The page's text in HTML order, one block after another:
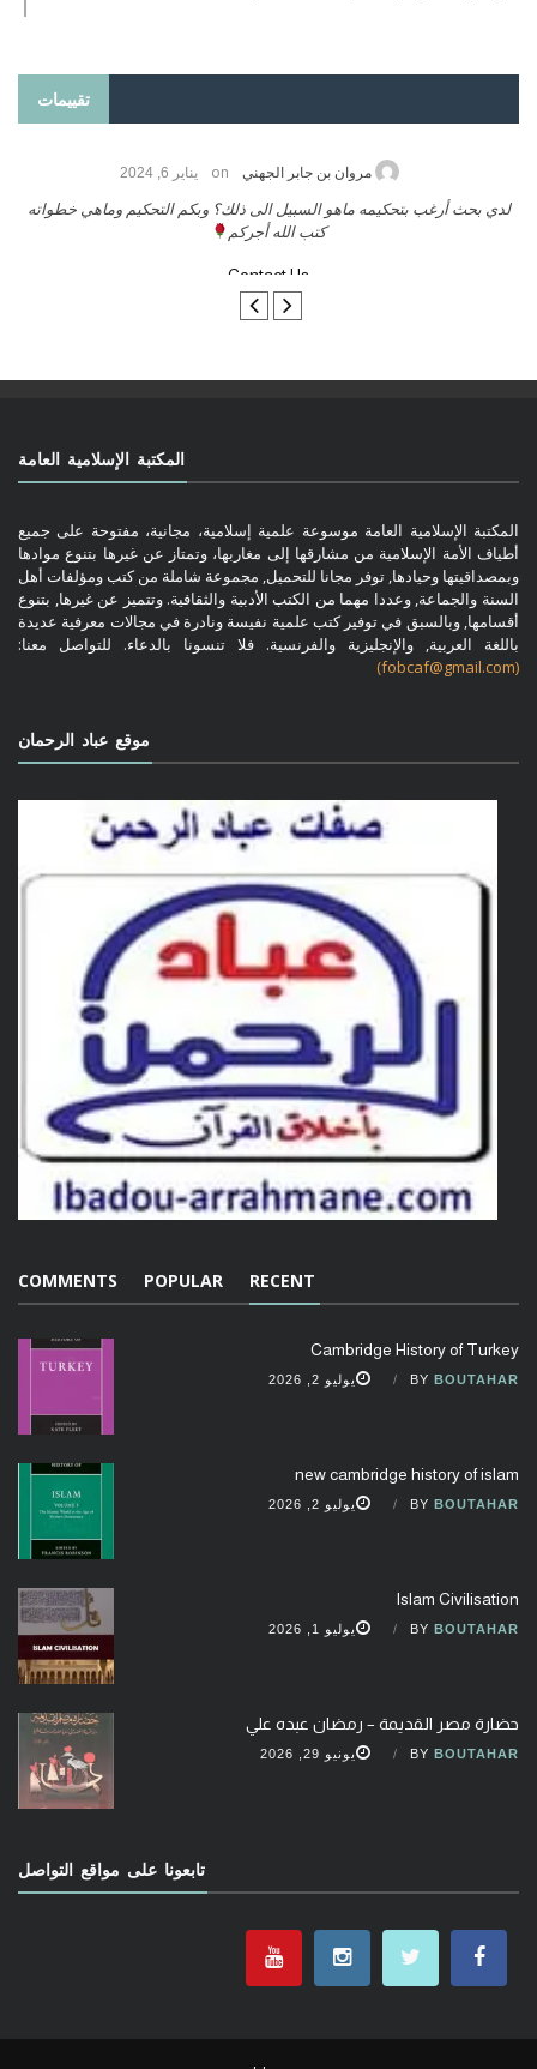
تقييمات
حامد الزريقي on يناير 25, 2026
السلام عليكم ورحمة الله وبركاتة أرغب بنشر كتابي معكم
المكتبة الإسلامية العامة
المكتبة الإسلامية العامة موسوعة علمية إسلامية، مجانية، مفتوحة على جميع
أطياف الأمة الإسلامية من مشارقها إلى مغاربها، وتمتاز عن غيرها بتنوع موادها
وبمصداقيتها وحيادها, توفر مجانا للتحميل, مجموعة شاملة من كتب ومؤلفات أهل
السنة والجماعة, وعددا مهما من الكتب الأدبية والثقافية. وتتميز عن غيرها, بتنوع
أقسامها, وبالسبق في توفير كتب علمية نفيسة ونادرة في مجالات معرفية عديدة
باللغة العربية, والإنجليزية والفرنسية. فلا تنسونا بالدعاء. للتواصل معنا:
(fobcaf@gmail.com)
موقع عباد الرحمان
RECENT
POPULAR
COMMENTS
Cambridge History of Turkey
BY BOUTAHAR يوليو 2, 2026
new cambridge history of islam
BY BOUTAHAR يوليو 2, 2026
Islam Civilisation
BY BOUTAHAR يوليو 1, 2026
حضارة مصر القديمة – رمضان عبده علي
BY BOUTAHAR يونيو 29, 2026
تابعونا على مواقع التواصل